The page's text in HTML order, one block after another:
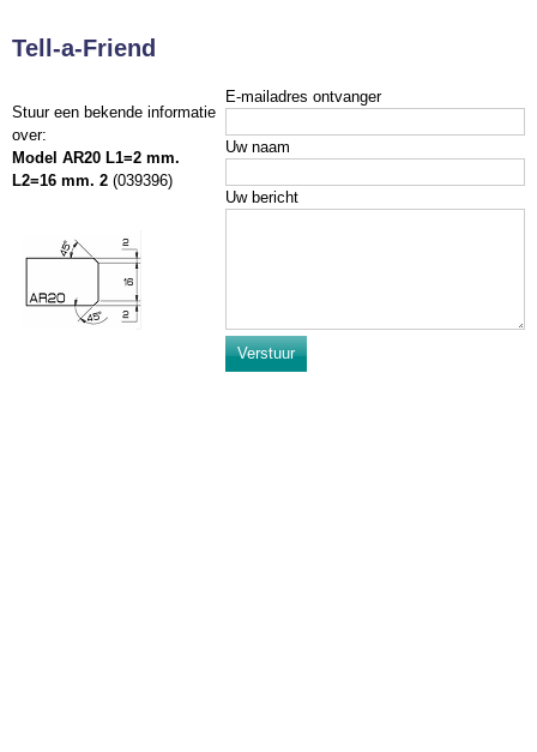
Tell-a-Friend
Stuur een bekende informatie
over:
Model AR20 L1=2 mm.
L2=16 mm. 2 (039396)
E-mailadres ontvanger
Uw naam
Uw bericht